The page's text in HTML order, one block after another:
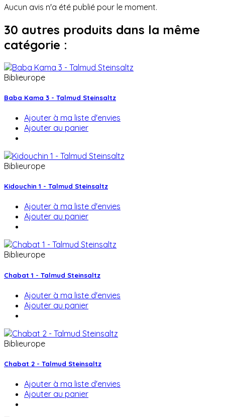
Aucun avis n'a été publié pour le moment.
30 autres produits dans la même
catégorie :
Biblieurope
Baba Kama 3 - Talmud Steinsaltz
Ajouter à ma liste d'envies
Ajouter au panier
Biblieurope
Kidouchin 1 - Talmud Steinsaltz
Ajouter à ma liste d'envies
Ajouter au panier
Biblieurope
Chabat 1 - Talmud Steinsaltz
Ajouter à ma liste d'envies
Ajouter au panier
Biblieurope
Chabat 2 - Talmud Steinsaltz
Ajouter à ma liste d'envies
Ajouter au panier